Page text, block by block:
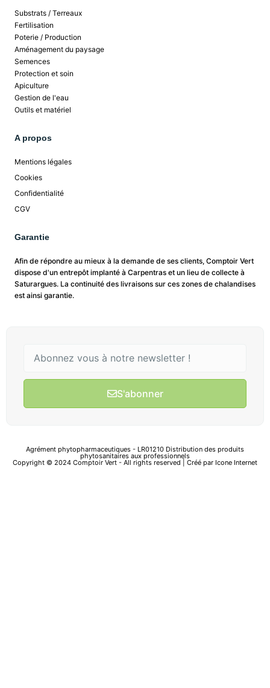
Substrats / Terreaux
Fertilisation
Poterie / Production
Aménagement du paysage
Semences
Protection et soin
Apiculture
Gestion de l'eau
Outils et matériel
A propos
Mentions légales
Cookies
Confidentialité
CGV
Garantie
Afin de répondre au mieux à la demande de ses clients, Comptoir Vert
dispose d'un entrepôt implanté à Carpentras et un lieu de collecte à
Saturargues. La continuité des livraisons sur ces zones de chalandises
est ainsi garantie.
S'abonner
Agrément phytopharmaceutiques - LR01210 Distribution des produits
phytosanitaires aux professionnels
Copyright © 2024 Comptoir Vert - All rights reserved | Créé par Icone Internet